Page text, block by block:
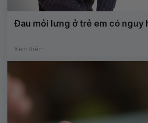
Đau mỏi lưng ở trẻ em có nguy
Xem thêm